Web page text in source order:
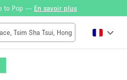
to Pop — En savoir plus